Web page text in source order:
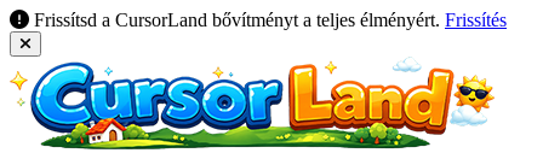
Frissítsd a CursorLand bővítményt a teljes élményért. Frissítés